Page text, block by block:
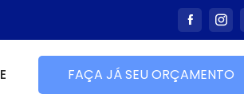
FAÇA JÁ SEU ORÇAMENTO